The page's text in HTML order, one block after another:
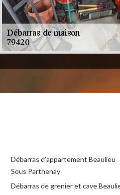
Débarras d'appartement Beaulieu
Sous Parthenay
Débarras de grenier et cave